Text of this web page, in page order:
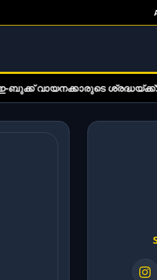
ശ്രദ്ധയ്ക്ക്: വിപണിയിലെ